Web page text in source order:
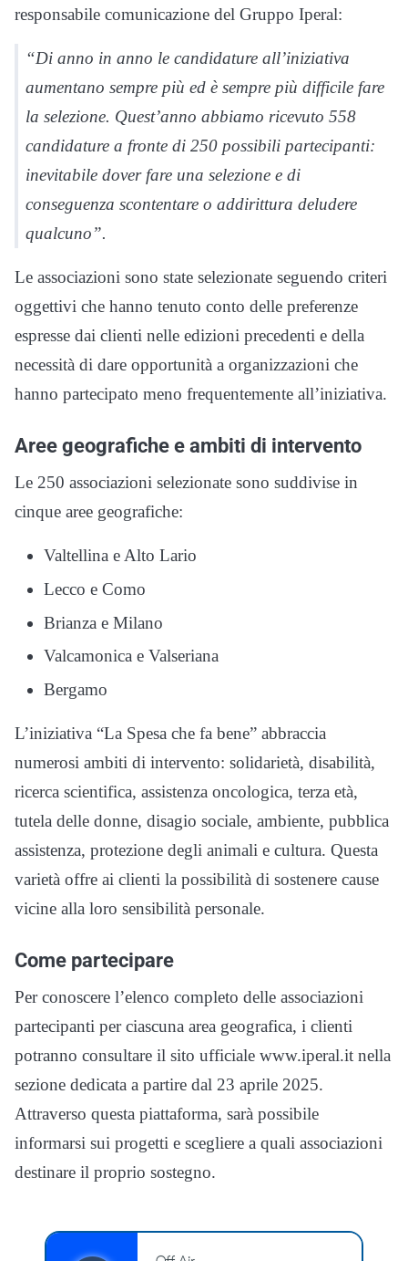
responsabile comunicazione del Gruppo Iperal:
“Di anno in anno le candidature all’iniziativa
aumentano sempre più ed è sempre più difficile fare
la selezione. Quest’anno abbiamo ricevuto 558
candidature a fronte di 250 possibili partecipanti:
inevitabile dover fare una selezione e di
conseguenza scontentare o addirittura deludere
qualcuno”.
Le associazioni sono state selezionate seguendo criteri
oggettivi che hanno tenuto conto delle preferenze
espresse dai clienti nelle edizioni precedenti e della
necessità di dare opportunità a organizzazioni che
hanno partecipato meno frequentemente all’iniziativa.
Aree geografiche e ambiti di intervento
Le 250 associazioni selezionate sono suddivise in
cinque aree geografiche:
Valtellina e Alto Lario
Lecco e Como
Brianza e Milano
Valcamonica e Valseriana
Bergamo
L’iniziativa “La Spesa che fa bene” abbraccia
numerosi ambiti di intervento: solidarietà, disabilità,
ricerca scientifica, assistenza oncologica, terza età,
tutela delle donne, disagio sociale, ambiente, pubblica
assistenza, protezione degli animali e cultura. Questa
varietà offre ai clienti la possibilità di sostenere cause
vicine alla loro sensibilità personale.
Come partecipare
Per conoscere l’elenco completo delle associazioni
partecipanti per ciascuna area geografica, i clienti
potranno consultare il sito ufficiale www.iperal.it nella
sezione dedicata a partire dal 23 aprile 2025.
Attraverso questa piattaforma, sarà possibile
informarsi sui progetti e scegliere a quali associazioni
destinare il proprio sostegno.